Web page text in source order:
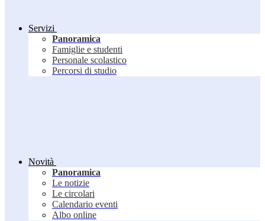
Servizi
Panoramica
Famiglie e studenti
Personale scolastico
Percorsi di studio
Novità
Panoramica
Le notizie
Le circolari
Calendario eventi
Albo online